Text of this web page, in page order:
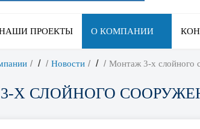
ПРОЕКТЫ О КОМПАНИИ
/ Новости / Монтаж 3-х слойного
Х СЛОЙНОГО